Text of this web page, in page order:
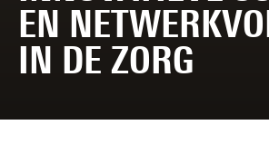
EN
IN DE ZORG